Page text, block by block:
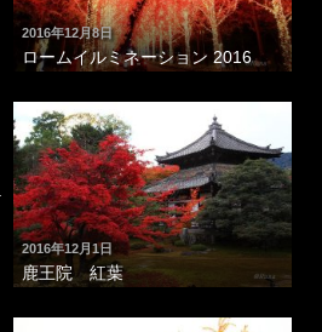
2016年12月8日
ロームイルミネーション 2016
2016年12月1日
鹿王院 紅葉